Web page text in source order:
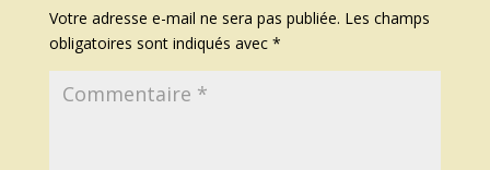
Votre adresse e-mail ne sera pas publiée. Les champs
obligatoires sont indiqués avec *